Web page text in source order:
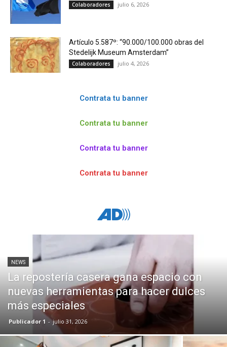
Colaboradores julio 6, 2026
Artículo 5.587º: “90.000/100.000 obras del
Stedelijk Museum Amsterdam”
Colaboradores julio 4, 2026
Contrata tu banner
Contrata tu banner
Contrata tu banner
Contrata tu banner
NEWS
La repostería casera gana espacio con
nuevas herramientas para hacer dulces
más especiales
Publicador 1 - julio 31, 2026